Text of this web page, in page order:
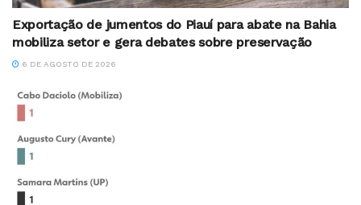
Exportação de jumentos do Piauí para abate na Bahia
mobiliza setor e gera debates sobre preservação
6 DE AGOSTO DE 2026